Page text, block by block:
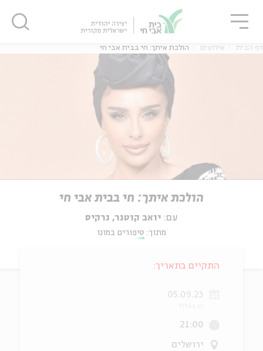
דף הבית אירועים הולכת איתך: חי בבית אבי חי
הולכת איתך: חי בבית אבי חי
עם: יואב קוטנר, נרקיס
מתוך: סיפורים במונו
התקיים בתאריך:
05.09.23
21:00
ירושלים
סגור